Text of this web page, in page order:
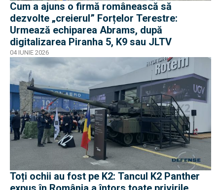
Cum a ajuns o firmă românească să
dezvolte „creierul” Forțelor Terestre:
Urmează echiparea Abrams, după
digitalizarea Piranha 5, K9 sau JLTV
04 IUNIE 2026
Toți ochii au fost pe K2: Tancul K2 Panther